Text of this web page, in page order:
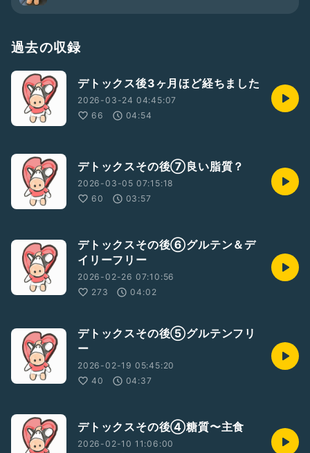
過去の収録
デトックス後3ヶ月ほど経ちました
2026-03-24 04:45:07
66
04:54
デトックスその後⑦良い脂質？
2026-03-05 07:15:18
60
03:57
デトックスその後⑥グルテン＆デ
イリーフリー
2026-02-26 07:10:56
273
04:02
デトックスその後⑤グルテンフリ
ー
2026-02-19 05:45:20
40
04:37
デトックスその後④糖質〜主食
2026-02-10 11:06:00